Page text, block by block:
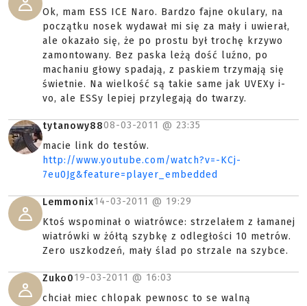
Ok, mam ESS ICE Naro. Bardzo fajne okulary, na
początku nosek wydawał mi się za mały i uwierał,
ale okazało się, że po prostu był trochę krzywo
zamontowany. Bez paska leżą dość luźno, po
machaniu głowy spadają, z paskiem trzymają się
świetnie. Na wielkość są takie same jak UVEXy i-
vo, ale ESSy lepiej przylegają do twarzy.
tytanowy8808-03-2011 @ 23:35
macie link do testów.
http://www.youtube.com/watch?v=-KCj-
7eu0Jg&feature=player_embedded
Lemmonix14-03-2011 @ 19:29
Ktoś wspominał o wiatrówce: strzelałem z łamanej
wiatrówki w żółtą szybkę z odległości 10 metrów.
Zero uszkodzeń, mały ślad po strzale na szybce.
Zuko019-03-2011 @ 16:03
chciał miec chlopak pewnosc to se walną